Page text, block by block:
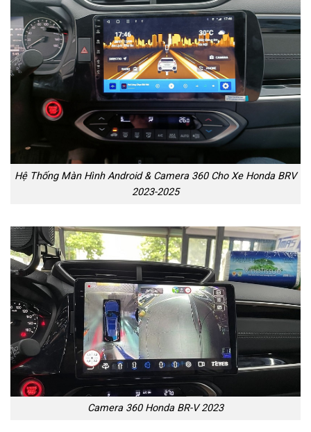
Hệ Thống Màn Hình Android & Camera 360 Cho Xe Honda BRV
2023-2025
Camera 360 Honda BR-V 2023